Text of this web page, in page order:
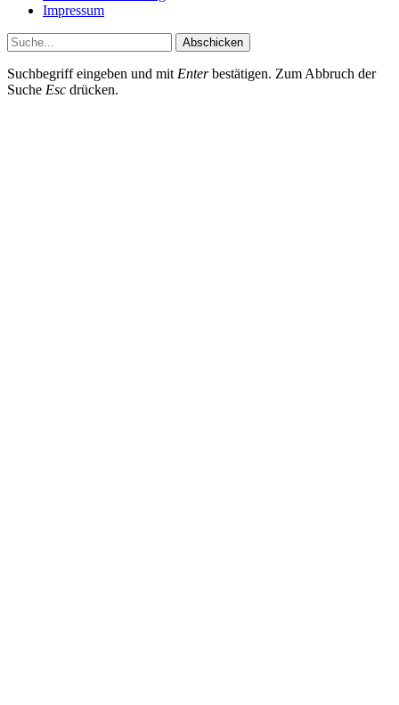
Impressum
Abschicken
Suchbegriff eingeben und mit Enterbestätigen. Zum Abbruch der
Suche Esc drücken.